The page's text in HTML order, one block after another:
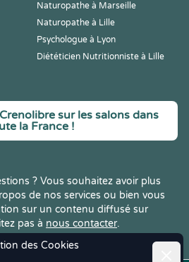
des Cookies
Naturopathe à Marseille
Naturopathe à Lille
Psychologue à Lyon
Diététicien Nutritionniste à Lille
sur les salons dans
la France !
? Vous souhaitez avoir plus
de nos services ou bien vous
sur un contenu diffusé sur
pas à nous contacter.